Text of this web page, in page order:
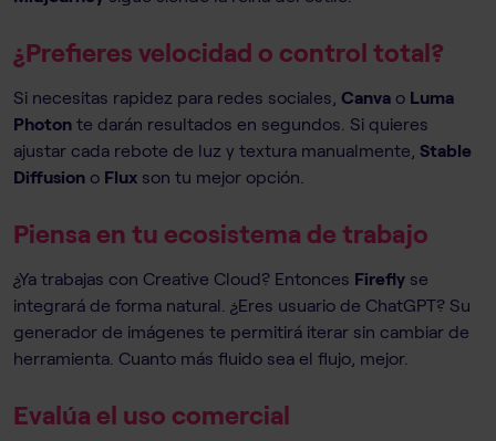
¿Prefieres velocidad o control total?
Si necesitas rapidez para redes sociales, Canva o Luma
Photon te darán resultados en segundos. Si quieres
ajustar cada rebote de luz y textura manualmente, Stable
Diffusion o Flux son tu mejor opción.
Piensa en tu ecosistema de trabajo
¿Ya trabajas con Creative Cloud? Entonces Firefly se
integrará de forma natural. ¿Eres usuario de ChatGPT? Su
generador de imágenes te permitirá iterar sin cambiar de
herramienta. Cuanto más fluido sea el flujo, mejor.
Evalúa el uso comercial